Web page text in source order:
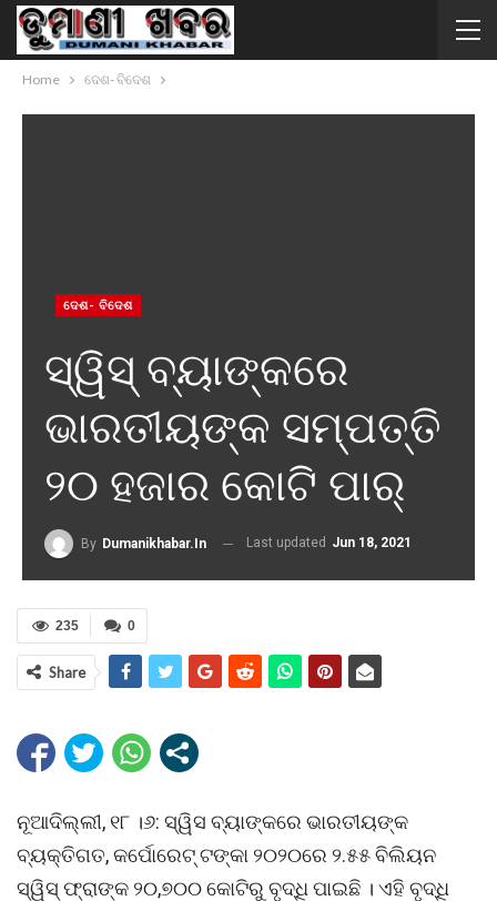
Home ଦେଶ- ବିଦେଶ
ଦେଶ- ବିଦେଶ
ସ୍ୱିସ୍ ବ୍ୟାଙ୍କରେ
ଭାରତୀୟଙ୍କ ସମ୍ପତ୍ତି
୨୦ ହଜାର କୋଟି ପାର୍
By Dumanikhabar.in Last updated Jun 18, 2021
0
235
Share
ନୂଆଦିଲ୍ଲୀ, ୧୮ ।୬: ସ୍ୱିସ ବ୍ୟାଙ୍କରେ ଭାରତୀୟଙ୍କ
ବ୍ୟକ୍ତିଗତ, କର୍ପୋରେଟ୍ ଟଙ୍କା ୨୦୨୦ରେ ୨.୫୫ ବିଲିୟନ
ସ୍ୱିସ୍ ଫ୍ରାଙ୍କ ୨୦,୭୦୦ କୋଟିରୁ ବୃଦ୍ଧି ପାଇଛି । ଏହି ବୃଦ୍ଧି